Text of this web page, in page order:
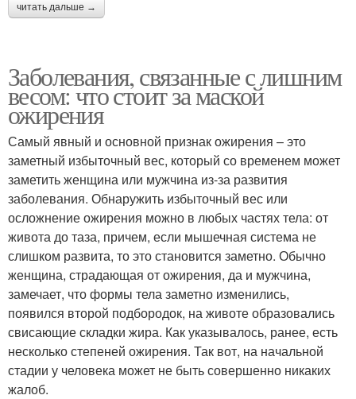
читать дальше →
Заболевания, связанные с лишним
весом: что стоит за маской
ожирения
Самый явный и основной признак ожирения – это
заметный избыточный вес, который со временем может
заметить женщина или мужчина из-за развития
заболевания. Обнаружить избыточный вес или
осложнение ожирения можно в любых частях тела: от
живота до таза, причем, если мышечная система не
слишком развита, то это становится заметно. Обычно
женщина, страдающая от ожирения, да и мужчина,
замечает, что формы тела заметно изменились,
появился второй подбородок, на животе образовались
свисающие складки жира. Как указывалось, ранее, есть
несколько степеней ожирения. Так вот, на начальной
стадии у человека может не быть совершенно никаких
жалоб.